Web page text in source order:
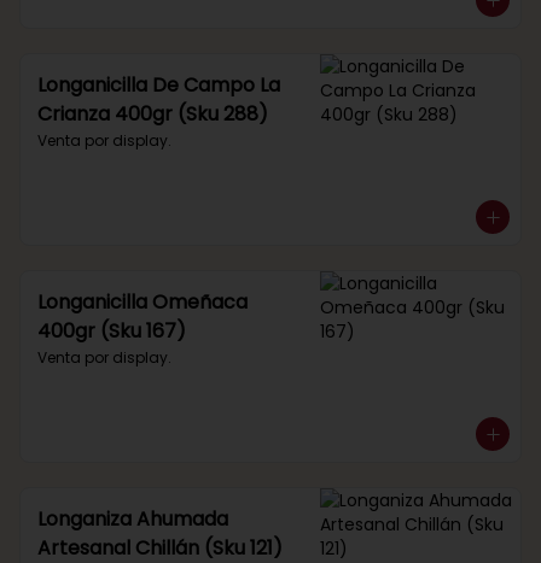
Longanicilla De Campo La
Crianza 400gr (Sku 288)
Venta por display.
Longanicilla Omeñaca
400gr (Sku 167)
Venta por display.
Longaniza Ahumada
Artesanal Chillán (Sku 121)